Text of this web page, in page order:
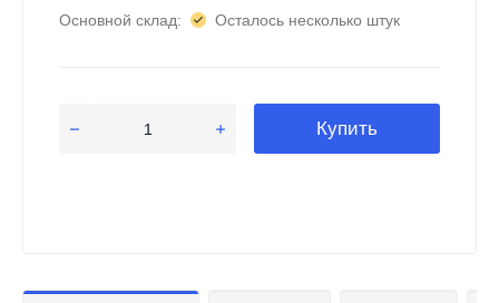
Основной склад: Осталось несколько штук
Купить